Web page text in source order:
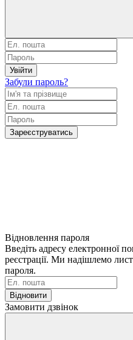
Увійти
Забули пароль?
Зареєструватись
Відновлення пароля
Введіть адресу електронної
реєстрації. Ми надішлемо
пароля.
Відновити
Замовити дзвінок